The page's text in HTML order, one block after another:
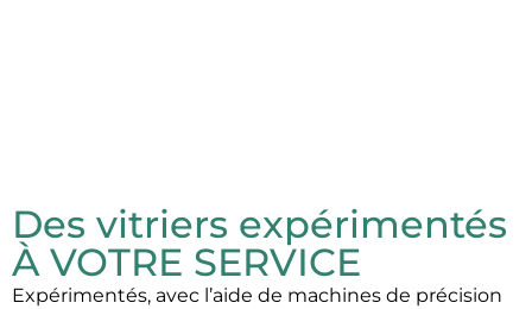
Des vitriers expérimentés
À VOTRE SERVICE
Expérimentés, avec l’aide de machines de précision